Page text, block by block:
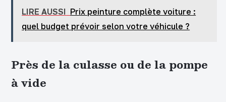
LIRE AUSSI Prix peinture complète voiture :
quel budget prévoir selon votre véhicule ?
Près de la culasse ou de la pompe
à vide